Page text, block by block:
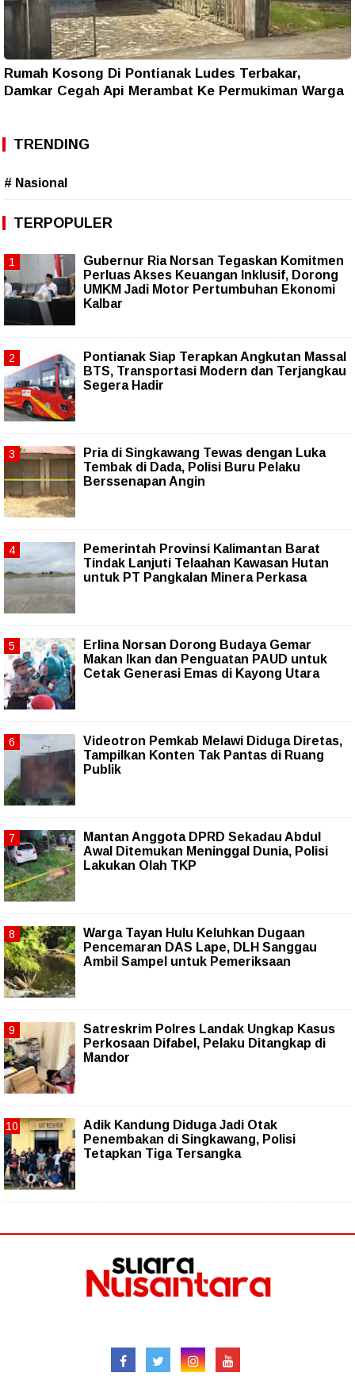
Rumah Kosong Di Pontianak Ludes Terbakar,
Damkar Cegah Api Merambat Ke Permukiman Warga
TRENDING
# Nasional
TERPOPULER
Gubernur Ria Norsan Tegaskan Komitmen
Perluas Akses Keuangan Inklusif, Dorong
UMKM Jadi Motor Pertumbuhan Ekonomi
Kalbar
Pontianak Siap Terapkan Angkutan Massal
BTS, Transportasi Modern dan Terjangkau
Segera Hadir
Pria di Singkawang Tewas dengan Luka
Tembak di Dada, Polisi Buru Pelaku
Berssenapan Angin
Pemerintah Provinsi Kalimantan Barat
Tindak Lanjuti Telaahan Kawasan Hutan
untuk PT Pangkalan Minera Perkasa
Erlina Norsan Dorong Budaya Gemar
Makan Ikan dan Penguatan PAUD untuk
Cetak Generasi Emas di Kayong Utara
Videotron Pemkab Melawi Diduga Diretas,
Tampilkan Konten Tak Pantas di Ruang
Publik
Mantan Anggota DPRD Sekadau Abdul
Awal Ditemukan Meninggal Dunia, Polisi
Lakukan Olah TKP
Warga Tayan Hulu Keluhkan Dugaan
Pencemaran DAS Lape, DLH Sanggau
Ambil Sampel untuk Pemeriksaan
Satreskrim Polres Landak Ungkap Kasus
Perkosaan Difabel, Pelaku Ditangkap di
Mandor
Adik Kandung Diduga Jadi Otak
Penembakan di Singkawang, Polisi
Tetapkan Tiga Tersangka